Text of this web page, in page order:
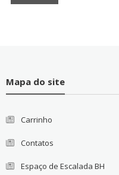
Mapa do site
Carrinho
Contatos
Espaço de Escalada BH